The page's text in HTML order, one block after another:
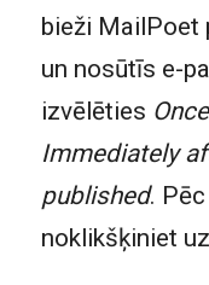
bieži MailPoet
un nosūtīs e-
izvēlēties
Immediately
published.
noklikšķiniet uz